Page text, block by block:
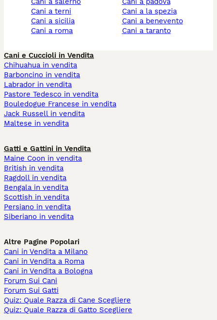
cani a terni
cani a sicilia
cani a roma
cani a la spezia
cani a benevento
cani a taranto
Cani e Cuccioli in Vendita
Chihuahua in vendita
Barboncino in vendita
Labrador in vendita
Pastore Tedesco in vendita
Bouledogue Francese in vendita
Jack Russell in vendita
Maltese in vendita
Gatti e Gattini in Vendita
Maine Coon in vendita
British in vendita
Ragdoll in vendita
Bengala in vendita
Scottish in vendita
Persiano in vendita
Siberiano in vendita
Altre Pagine Popolari
Cani in Vendita a Milano
Cani in Vendita a Roma
Cani in Vendita a Bologna
Forum Sui Cani
Forum Sui Gatti
Quiz: Quale Razza di Cane Scegliere
Quiz: Quale Razza di Gatto Scegliere